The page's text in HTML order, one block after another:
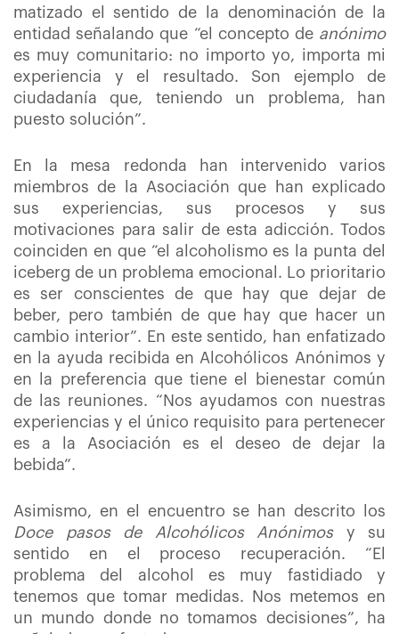
matizado el sentido de la denominación de la
entidad señalando que “el concepto de anónimo
es muy comunitario: no importo yo, importa mi
experiencia y el resultado. Son ejemplo de
ciudadanía que, teniendo un problema, han
puesto solución”.
En la mesa redonda han intervenido varios
miembros de la Asociación que han explicado
sus experiencias, sus procesos y sus
motivaciones para salir de esta adicción. Todos
coinciden en que “el alcoholismo es la punta del
iceberg de un problema emocional. Lo prioritario
es ser conscientes de que hay que dejar de
beber, pero también de que hay que hacer un
cambio interior”. En este sentido, han enfatizado
en la ayuda recibida en Alcohólicos Anónimos y
en la preferencia que tiene el bienestar común
de las reuniones. “Nos ayudamos con nuestras
experiencias y el único requisito para pertenecer
es a la Asociación es el deseo de dejar la
bebida”.
Asimismo, en el encuentro se han descrito los
Doce pasos de Alcohólicos Anónimosy su
sentido en el proceso recuperación. “El
problema del alcohol es muy fastidiado y
tenemos que tomar medidas. Nos metemos en
un mundo donde no tomamos decisiones”, ha